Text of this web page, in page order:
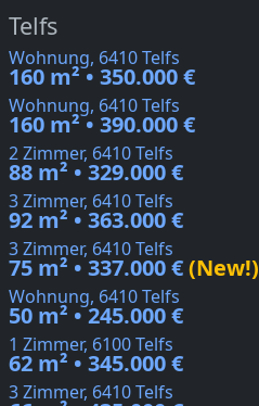
Telfs
Wohnung, 6410 Telfs
160 m² • 350.000 €
Wohnung, 6410 Telfs
160 m² • 390.000 €
2 Zimmer, 6410 Telfs
88 m² • 329.000 €
3 Zimmer, 6410 Telfs
92 m² • 363.000 €
3 Zimmer, 6410 Telfs
75 m² • 337.000 €(New!)
Wohnung, 6410 Telfs
50 m² • 245.000 €
1 Zimmer, 6100 Telfs
62 m² • 345.000 €
3 Zimmer, 6410 Telfs